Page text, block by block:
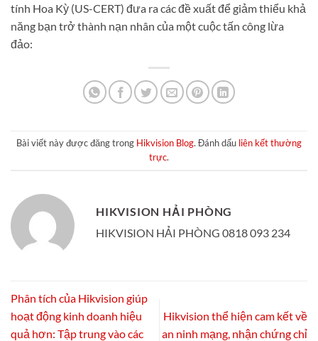
tính Hoa Kỳ (US-CERT) đưa ra các đề xuất để giảm thiểu khả
năng bạn trở thành nạn nhân của một cuộc tấn công lừa
đảo:
Bài viết này được đăng trong Hikvision Blog. Đánh dấu liên kết thường
trực.
HIKVISION HẢI PHÒNG
HIKVISION HẢI PHÒNG 0818 093 234
Phân tích của Hikvision giúp
hoạt động kinh doanh hiệu
quả hơn: Tập trung vào các
Hikvision thể hiện cam kết về
an ninh mạng, nhận chứng chỉ